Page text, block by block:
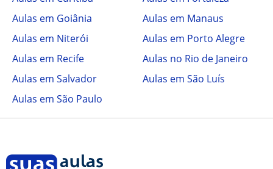
Aulas em Goiânia
Aulas em Manaus
Aulas em Niterói
Aulas em Porto Alegre
Aulas em Recife
Aulas no Rio de Janeiro
Aulas em Salvador
Aulas em São Luís
Aulas em São Paulo